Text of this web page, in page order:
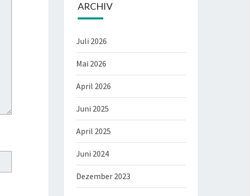
ARCHIV
Juli 2026
Mai 2026
April 2026
Juni 2025
April 2025
Juni 2024
Dezember 2023